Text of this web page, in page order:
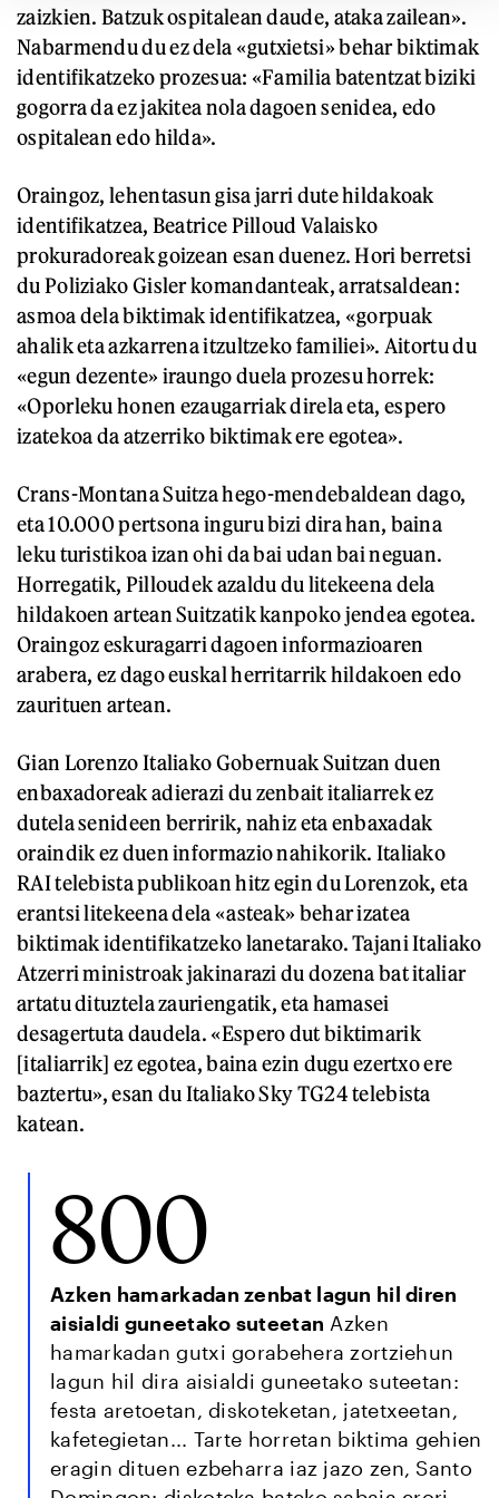
zaizkien. Batzuk ospitalean daude, ataka zailean».
Nabarmendu du ez dela «gutxietsi» behar biktimak
identifikatzeko prozesua: «Familia batentzat biziki
gogorra da ez jakitea nola dagoen senidea, edo
ospitalean edo hilda».
Oraingoz, lehentasun gisa jarri dute hildakoak
identifikatzea, Beatrice Pilloud Valaisko
prokuradoreak goizean esan duenez. Hori berretsi
du Poliziako Gisler komandanteak, arratsaldean:
asmoa dela biktimak identifikatzea, «gorpuak
ahalik eta azkarrena itzultzeko familiei». Aitortu du
«egun dezente» iraungo duela prozesu horrek:
«Oporleku honen ezaugarriak direla eta, espero
izatekoa da atzerriko biktimak ere egotea».
Crans-Montana Suitza hego-mendebaldean dago,
eta 10.000 pertsona inguru bizi dira han, baina
leku turistikoa izan ohi da bai udan bai neguan.
Horregatik, Pilloudek azaldu du litekeena dela
hildakoen artean Suitzatik kanpoko jendea egotea.
Oraingoz eskuragarri dagoen informazioaren
arabera, ez dago euskal herritarrik hildakoen edo
zaurituen artean.
Gian Lorenzo Italiako Gobernuak Suitzan duen
enbaxadoreak adierazi du zenbait italiarrek ez
dutela senideen berririk, nahiz eta enbaxadak
oraindik ez duen informazio nahikorik. Italiako
RAI telebista publikoan hitz egin du Lorenzok, eta
erantsi litekeena dela «asteak» behar izatea
biktimak identifikatzeko lanetarako. Tajani Italiako
Atzerri ministroak jakinarazi du dozena bat italiar
artatu dituztela zauriengatik, eta hamasei
desagertuta daudela. «Espero dut biktimarik
[italiarrik] ez egotea, baina ezin dugu ezertxo ere
baztertu», esan du Italiako Sky TG24 telebista
katean.
800
Azken hamarkadan zenbat lagun hil diren
aisialdi guneetako suteetan Azken
hamarkadan gutxi gorabehera zortziehun
lagun hil dira aisialdi guneetako suteetan:
festa aretoetan, diskoteketan, jatetxeetan,
kafetegietan... Tarte horretan biktima gehien
eragin dituen ezbeharra iaz jazo zen, Santo